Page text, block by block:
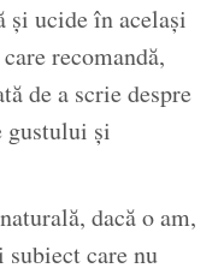
și ucide în același
recomandă,
de a scrie despre
gustului și
dacă o am,
subiect care nu